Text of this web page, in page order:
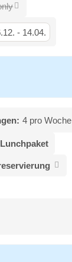
- 14.04.
4 pro Woche
Lunchpaket